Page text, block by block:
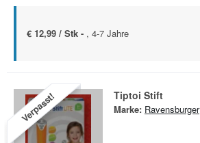
€ 12,99 / Stk - , 4-7 Jahre
Verpasst! Tiptoi Stift
Marke: Ravensburger